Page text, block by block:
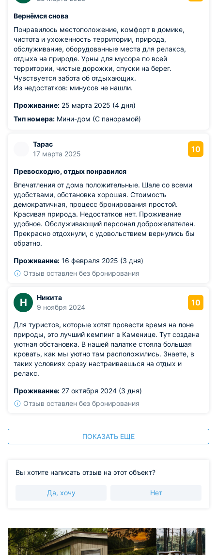
Вернёмся снова
Понравилось местоположение, комфорт в домике,
чистота и ухоженность территории, природа,
обслуживание, оборудованные места для релакса,
отдыха на природе. Урны для мусора по всей
территории, чистые дорожки, спуски на берег.
Чувствуется забота об отдыхающих.
Из недостатков: минусов не нашли.
Проживание: 25 марта 2025 (4 дня)
Тип номера: Мини-дом (С панорамой)
Тарас
17 марта 2025
10
Превосходно, отдых понравился
Впечатления от дома положительные. Шале со всеми
удобствами, обстановка хорошая. Стоимость
демократичная, процесс бронирования простой.
Красивая природа. Недостатков нет. Проживание
удобное. Обслуживающий персонал доброжелателен.
Прекрасно отдохнули, с удовольствием вернулись бы
обратно.
Проживание: 16 февраля 2025 (3 дня)
Отзыв оставлен без бронирования
Н
Никита
9 ноября 2024
10
Для туристов, которые хотят провести время на лоне
природы, это лучший кемпинг в Каменице. Тут создана
уютная обстановка. В нашей палатке стояла большая
кровать, как мы уютно там расположились. Знаете, в
таких условиях сразу настраиваешься на отдых и
релакс.
Проживание: 27 октября 2024 (3 дня)
Отзыв оставлен без бронирования
ПОКАЗАТЬ ЕЩЕ
Вы хотите написать отзыв на этот объект?
Да, хочу Нет